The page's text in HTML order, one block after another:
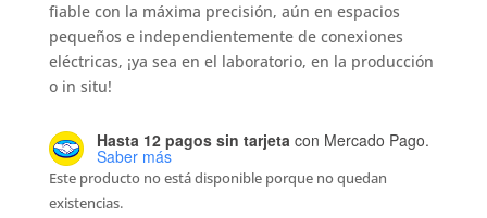
fiable con la máxima precisión, aún en espacios
pequeños e independientemente de conexiones
eléctricas, ¡ya sea en el laboratorio, en la producción
o in situ!
Hasta 12 pagos sin tarjetacon Mercado Pago.
Saber más
Este producto no está disponible porque no quedan
existencias.